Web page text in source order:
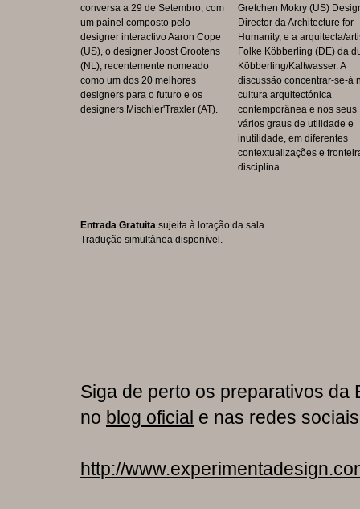
conversa a 29 de Setembro, com
um painel composto pelo
designer interactivo Aaron Cope
(US), o designer Joost Grootens
(NL), recentemente nomeado
como um dos 20 melhores
designers para o futuro e os
designers Mischler'Traxler (AT).
Gretchen Mokry (US)
Director da Architecture for
Humanity, e a arquitecta/
Folke Köbberling (DE) da
Köbberling/Kaltwasser. A
discussão concentrar-se-á
cultura arquitectónica
contemporânea e nos seus
vários graus de utilidade e
inutilidade, em diferentes
contextualizações e
disciplina.
—
Entrada Gratuita sujeita à lotação da sala.
Tradução simultânea disponível.
Siga de perto os preparativos da
no blog oficial e nas redes
http://